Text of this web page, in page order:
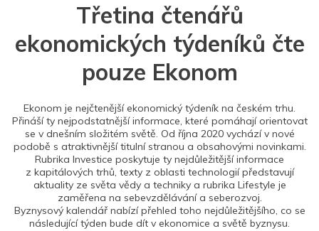
Třetina čtenářů
ekonomických týdeníků čte
pouze Ekonom
Ekonom je nejčtenější ekonomický týdeník na českém trhu.
Přináší ty nejpodstatnější informace, které pomáhají orientovat
se v dnešním složitém světě. Od října 2020 vychází v nové
podobě s atraktivnější titulní stranou a obsahovými novinkami.
Rubrika Investice poskytuje ty nejdůležitější informace
z kapitálových trhů, texty z oblasti technologií představují
aktuality ze světa vědy a techniky a rubrika Lifestyle je
zaměřena na sebevzdělávání a seberozvoj.
Byznysový kalendář nabízí přehled toho nejdůležitějšího, co se
následující týden bude dít v ekonomice a světě byznysu.